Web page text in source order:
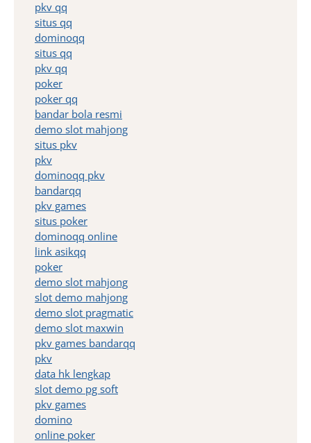
pkv qq
situs qq
dominoqq
situs qq
pkv qq
poker
poker qq
bandar bola resmi
demo slot mahjong
situs pkv
pkv
dominoqq pkv
bandarqq
pkv games
situs poker
dominoqq online
link asikqq
poker
demo slot mahjong
slot demo mahjong
demo slot pragmatic
demo slot maxwin
pkv games bandarqq
pkv
data hk lengkap
slot demo pg soft
pkv games
domino
online poker